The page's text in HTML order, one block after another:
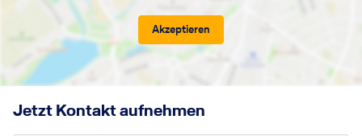
Akzeptieren
Jetzt Kontakt aufnehmen